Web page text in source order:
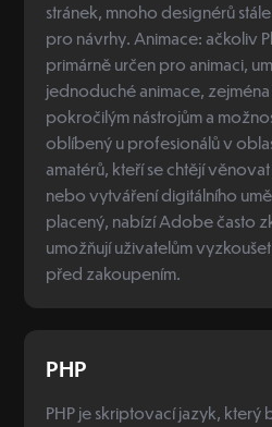
stránek, mnoho designérů
pro návrhy. Animace: ačkoliv
primárně určen pro animaci,
jednoduché animace,
pokročilým nástrojům a
oblíbený u profesionálů v
amatérů, kteří se chtějí
nebo vytváření digitálního
placený, nabízí Adobe často
umožňují uživatelům
před zakoupením.
PHP
PHP je skriptovací jazyk,